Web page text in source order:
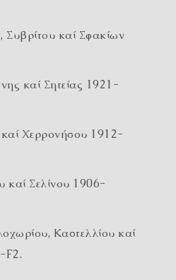
καί Σφακίων
καί Σητείας 1921-
Χερρονήσου 1912-
καί Σελίνου 1906-
Καστελλίου καί
F2.